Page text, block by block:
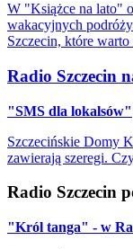
W "Książce na lato"
wakacyjnych
Szczecin, które
Radio Szczecin
"SMS dla lokalsów"
Szczecińskie Domy
zawierają szeregi.
Radio Szczecin
"Król tanga" - w